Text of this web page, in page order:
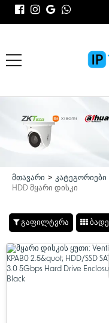
მთავარი კატეგორიები
HDD მყარი დისკი
გაფილტვრა ბადე